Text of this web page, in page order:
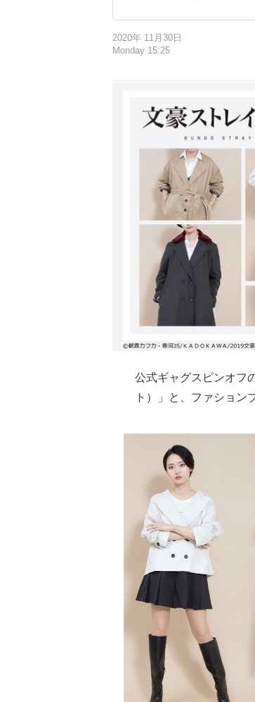
2020年 11月30日
Monday 15:25
公式ギャグスピンオフ
ト）」と、ファション